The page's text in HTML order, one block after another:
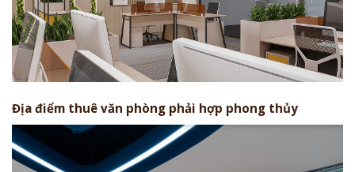
Địa điểm thuê văn phòng phải hợp phong thủy